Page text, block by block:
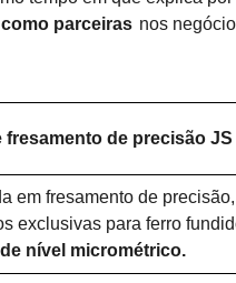
parceiras nos
fresamento de precisão
em fresamento de
exclusivas para ferro
nível micrométrico.